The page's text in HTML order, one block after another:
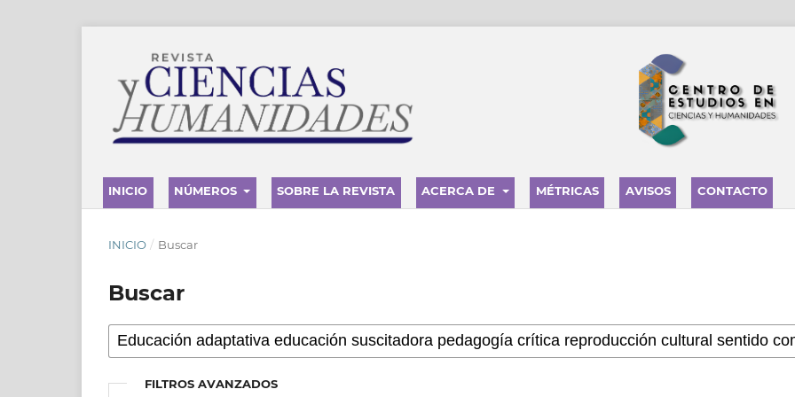
INICIO NÚMEROS SOBRE LA REVISTA ACERCA DE MÉTRICAS AVISOS CONTACTO
INICIO / Buscar
Buscar
FILTROS AVANZADOS